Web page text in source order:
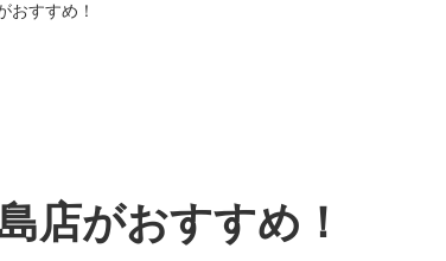
おすすめ！
店がおすすめ！